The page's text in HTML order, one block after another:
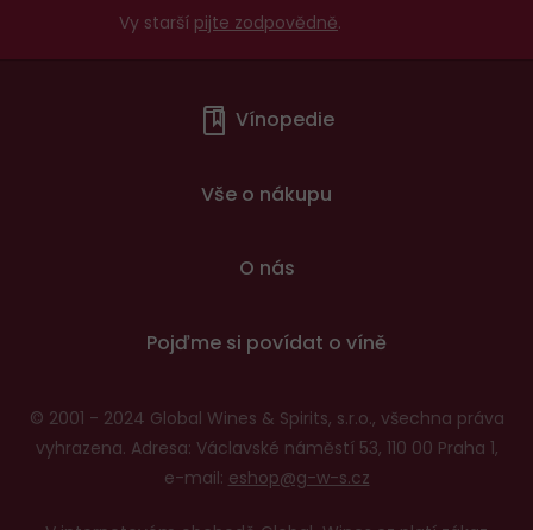
Vy starší pijte zodpovědně.
Vínopedie
Vše o nákupu
O nás
Pojďme si povídat o víně
© 2001 - 2024 Global Wines & Spirits, s.r.o., všechna práva
vyhrazena. Adresa: Václavské náměstí 53, 110 00 Praha 1,
e-mail: eshop@g-w-s.cz